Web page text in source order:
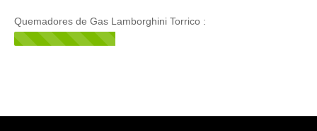
Quemadores de Gas Lamborghini Torrico :